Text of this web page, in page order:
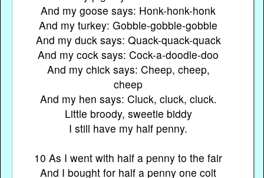
And my goose says: Honk-honk-honk
And my turkey: Gobble-gobble-gobble
And my duck says: Quack-quack-quack
And my cock says: Cock-a-doodle-doo
And my chick says: Cheep, cheep,
cheep
And my hen says: Cluck, cluck, cluck.
Little broody, sweetie biddy
I still have my half penny.
10 As I went with half a penny to the fair
And I bought for half a penny one colt